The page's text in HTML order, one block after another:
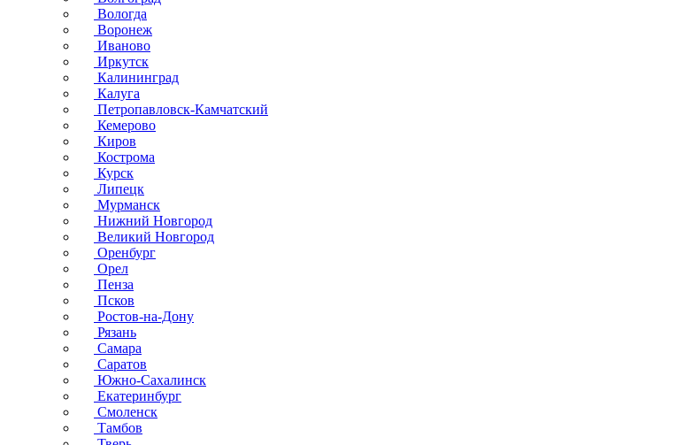
Вологда
Воронеж
Иваново
Иркутск
Калининград
Калуга
Петропавловск-Камчатский
Кемерово
Киров
Кострома
Курск
Липецк
Мурманск
Нижний Новгород
Великий Новгород
Оренбург
Орел
Пенза
Псков
Ростов-на-Дону
Рязань
Самара
Саратов
Южно-Сахалинск
Екатеринбург
Смоленск
Тамбов